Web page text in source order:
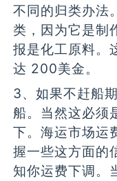
不同的归类办法
类，因为它是制
报是化工原料。
达 200美金。
3、如果不赶船
船。当然这必须
下。海运市场运
握一些这方面的
知你运费下调。